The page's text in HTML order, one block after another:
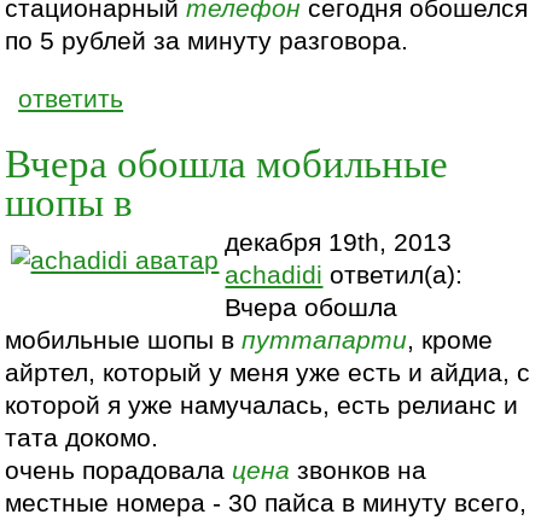
стационарныйтелефон сегодня обошелся
по 5 рублей за минуту разговора.
ответить
Вчера обошла мобильные
шопы в
декабря 19th, 2013
achadidi ответил(а):
Вчера обошла
мобильные шопы впуттапарти, кроме
айртел, который у меня уже есть и айдиа, с
которой я уже намучалась, есть релианс и
тата докомо.
очень порадовала цена звонков на
местные номера - 30 пайса в минуту всего,